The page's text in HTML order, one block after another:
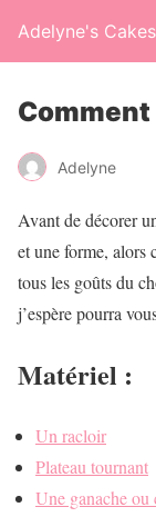
Adelyne's Cakes
Adelyne
Avant de décorer
et une forme, alors
tous les goûts du
j’espère pourra
Matériel :
Un racloir
Plateau tournant
Une ganache ou